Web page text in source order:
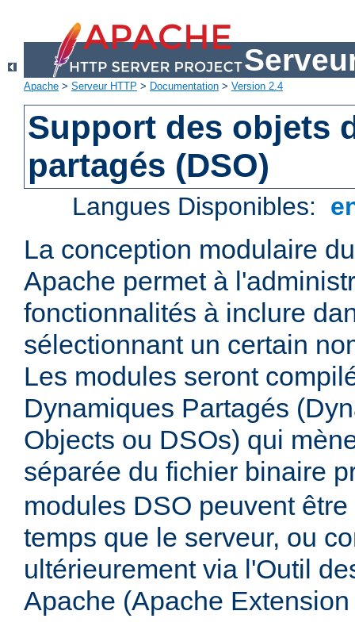
Apache > Serveur HTTP > Documentation > Version 2.4
Support des objets
partagés (DSO)
Langues Disponibles:
La conception modulaire
Apache permet à
fonctionnalités à inclure
sélectionnant un certain
Les modules seront
Dynamiques Partagés
Objects ou DSOs) qui
séparée du fichier binaire
modules DSO peuvent
temps que le serveur, ou
ultérieurement via l'Outil
Apache (Apache